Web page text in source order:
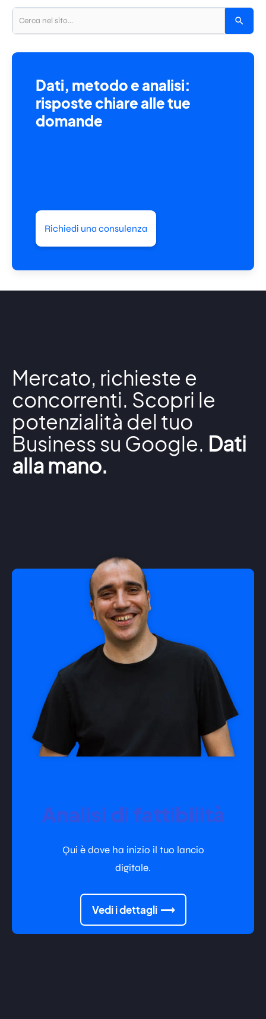
Dati, metodo e analisi:
risposte chiare alle tue
domande
Richiedi una consulenza
Mercato, richieste e
concorrenti. Scopri le
potenzialità del tuo
Business su Google. Dati
alla mano.
Analisi di fattibilità
Qui è dove ha inizio il tuo lancio
digitale.
Vedi i dettagli